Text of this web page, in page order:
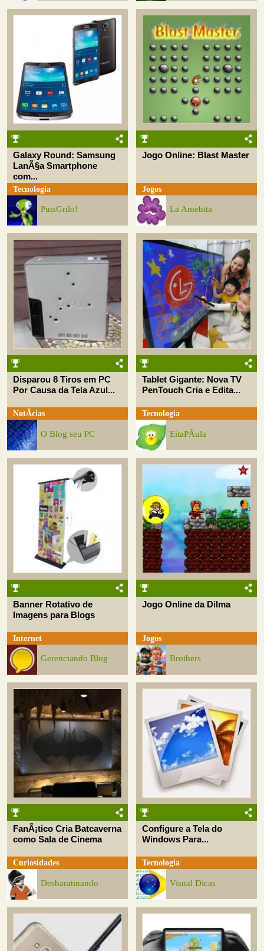
Galaxy Round: Samsung
LanÃ§a Smartphone
com...
Tecnologia
PutsGrilo!
Jogo Online: Blast Master
Jogos
La Amebita
Disparou 8 Tiros em PC
Por Causa da Tela Azul...
NotÃ­cias
O Blog seu PC
Tablet Gigante: Nova TV
PenTouch Cria e Edita...
Tecnologia
EitaPÃ­ula
Banner Rotativo de
Imagens para Blogs
Internet
Gerenciando Blog
Jogo Online da Dilma
Jogos
Brothers
FanÃ¡tico Cria Batcaverna
como Sala de Cinema
Curiosidades
Desbaratinando
Configure a Tela do
Windows Para...
Tecnologia
Visual Dicas